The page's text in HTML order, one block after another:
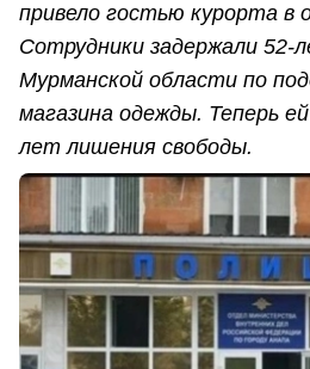
привело гостью курорта в
Сотрудники задержали 52-
Мурманской области по
магазина одежды. Теперь
лет лишения свободы.